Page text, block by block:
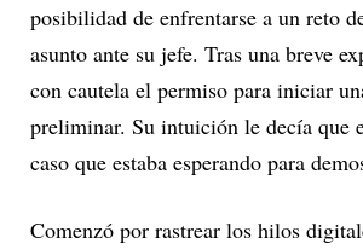
posibilidad de enfrentarse a un reto
asunto ante su jefe. Tras una breve
con cautela el permiso para iniciar
preliminar. Su intuición le decía que
caso que estaba esperando para
Comenzó por rastrear los hilos